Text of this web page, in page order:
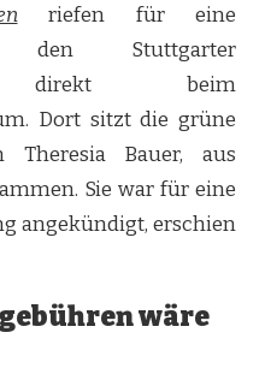
riefen für eine
den Stuttgarter
direkt beim
Dort sitzt die grüne
Theresia Bauer, aus
Sie war für eine
angekündigt, erschien
wäre